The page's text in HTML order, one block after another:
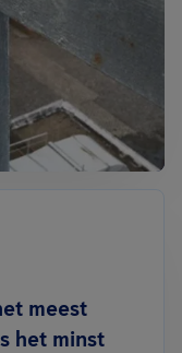
meest
het minst